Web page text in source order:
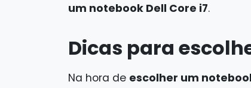
um notebook Dell Core i7.
Dicas para
Na hora de escolher um